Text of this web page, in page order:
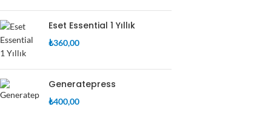
Eset Essential 1 Yıllık
₺360,00
Generatepress
₺400,00